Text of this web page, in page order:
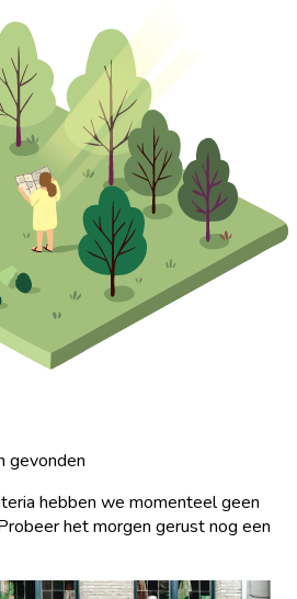
gevonden
hebben we momenteel geen
het morgen gerust nog een